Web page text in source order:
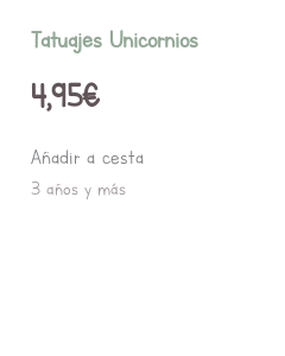
Tatuajes Unicornios
4,95€
Añadir a cesta
3 años y más